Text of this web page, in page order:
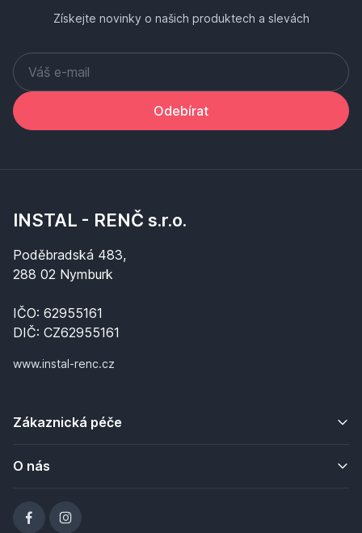
Získejte novinky o našich produktech a slevách
Odebírat
INSTAL - RENČ s.r.o.
Poděbradská 483,
288 02 Nymburk
IČO: 62955161
DIČ: CZ62955161
www.instal-renc.cz
Zákaznická péče
O nás